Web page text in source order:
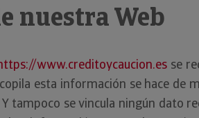
nuestra Web
www.creditoycaucion.esse
esta información se hace
tampoco se vincula ningún dato